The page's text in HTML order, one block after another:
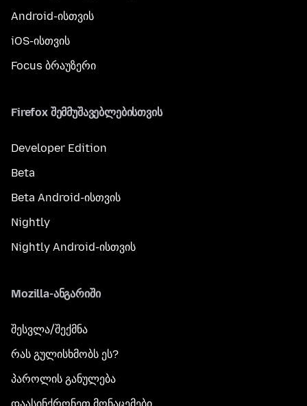
Android-ისთვის
iOS-ისთვის
Focus ბრაუზერი
Firefox შემმუშავებლებისთვის
Developer Edition
Beta
Beta Android-ისთვის
Nightly
Nightly Android-ისთვის
Mozilla-ანგარიში
შესვლა/შექმნა
რას გულისხმობს ეს?
პაროლის განულება